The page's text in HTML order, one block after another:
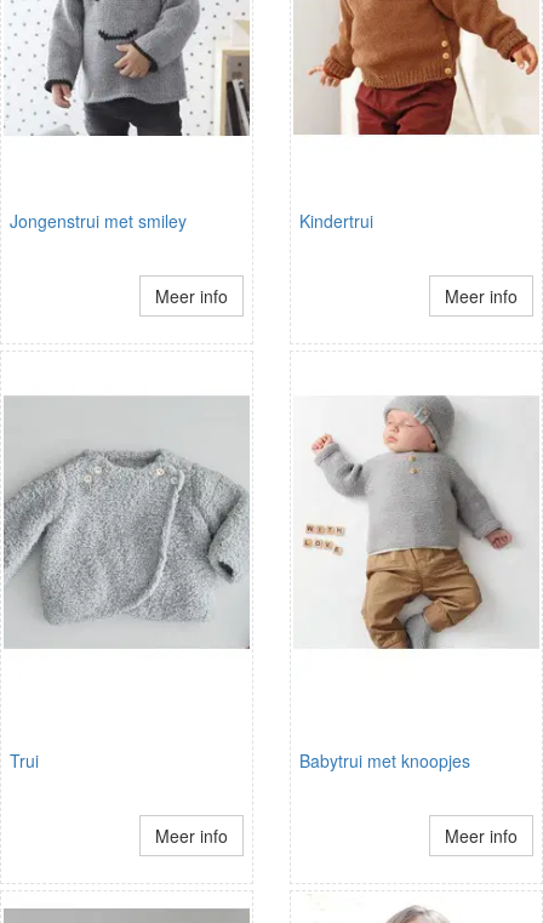
Jongenstrui met smiley
Meer info
Kindertrui
Meer info
Trui
Meer info
Babytrui met knoopjes
Meer info